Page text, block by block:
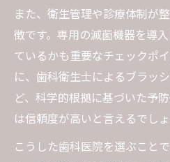
また、衛生管理や診療体制が
徴です。専用の滅菌機器を導
ているかも重要なチェックポ
に、歯科衛生士によるブラッ
ど、科学的根拠に基づいた予
は信頼度が高いと言えるでしょ
こうした歯科医院を選ぶこと